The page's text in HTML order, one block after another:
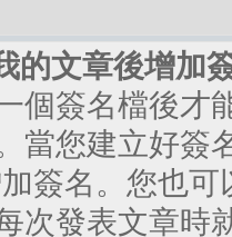
的文章後增加
個簽名檔後才
當您建立好簽
簽名。您也
次發表文章時